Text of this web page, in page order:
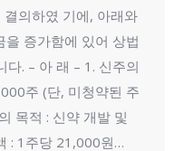
의하였 기에, 아래와
증가함에 있어 상법
. – 아 래 – 1. 신주의
주 (단, 미청약된 주
목적 : 신약 개발 및
: 1주당 21,000원…